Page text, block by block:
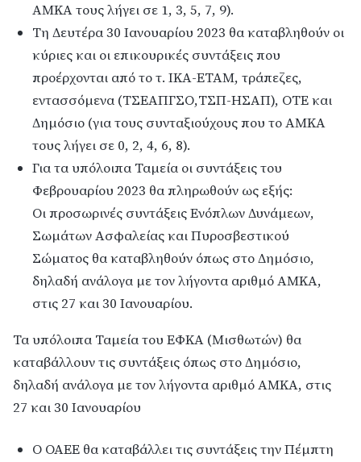
ΑΜΚΑ τους λήγει σε 1, 3, 5, 7, 9).
Τη Δευτέρα 30 Ιανουαρίου 2023 θα καταβληθούν οι
κύριες και οι επικουρικές συντάξεις που
προέρχονται από το τ. ΙΚΑ-ΕΤΑΜ, τράπεζες,
εντασσόμενα (ΤΣΕΑΠΓΣΟ,ΤΣΠ-ΗΣΑΠ), ΟΤΕ και
Δημόσιο (για τους συνταξιούχους που το ΑΜΚΑ
τους λήγει σε 0, 2, 4, 6, 8).
Για τα υπόλοιπα Ταμεία οι συντάξεις του
Φεβρουαρίου 2023 θα πληρωθούν ως εξής:
Οι προσωρινές συντάξεις Ενόπλων Δυνάμεων,
Σωμάτων Ασφαλείας και Πυροσβεστικού
Σώματος θα καταβληθούν όπως στο Δημόσιο,
δηλαδή ανάλογα με τον λήγοντα αριθμό ΑΜΚΑ,
στις 27 και 30 Ιανουαρίου.
Τα υπόλοιπα Ταμεία του ΕΦΚΑ (Μισθωτών) θα
καταβάλλουν τις συντάξεις όπως στο Δημόσιο,
δηλαδή ανάλογα με τον λήγοντα αριθμό ΑΜΚΑ, στις
27 και 30 Ιανουαρίου
Ο ΟΑΕΕ θα καταβάλλει τις συντάξεις την Πέμπτη